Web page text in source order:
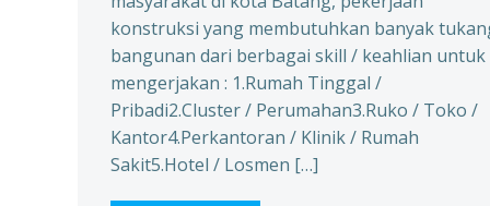
konstruksi yang membutuhkan banyak
bangunan dari berbagai skill / keahlian untuk
mengerjakan : 1.Rumah Tinggal /
Pribadi2.Cluster / Perumahan3.Ruko / Toko /
Kantor4.Perkantoran / Klinik / Rumah
Sakit5.Hotel / Losmen […]